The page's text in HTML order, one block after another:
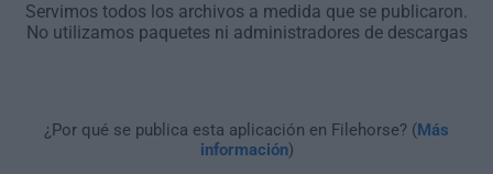
Servimos todos los archivos a medida que se publicaron.
No utilizamos paquetes ni administradores de descargas
¿Por qué se publica esta aplicación en Filehorse? (Más
información)